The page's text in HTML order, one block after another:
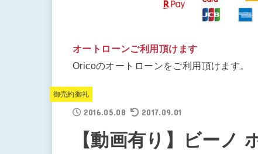
オートローンご利用頂けます
Oricoのオートローンをご利用頂けます。
御売約御礼
2016.05.08 2017.09.01
【動画有り】ビーノ